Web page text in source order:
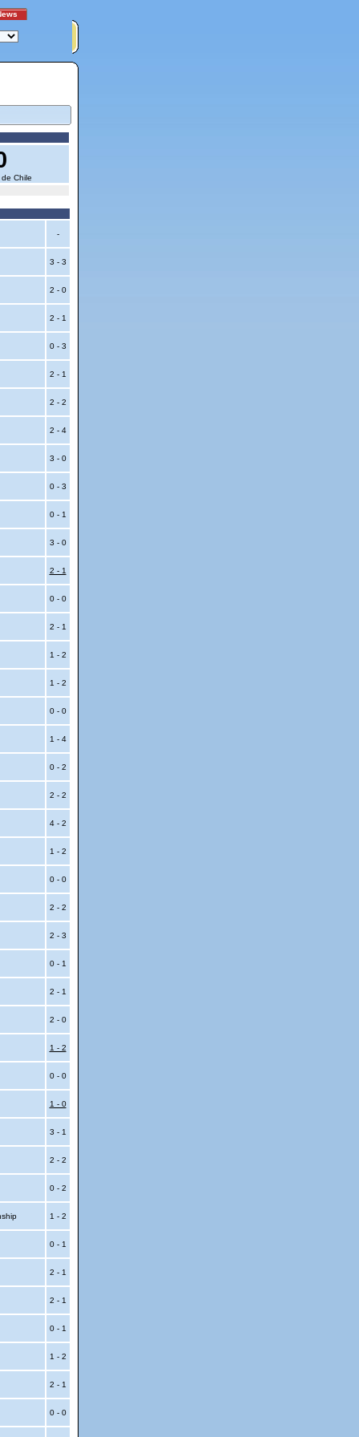
Chile
-
3 - 3
2 - 0
2 - 1
0 - 3
2 - 1
2 - 2
2 - 4
3 - 0
0 - 3
0 - 1
3 - 0
2 - 1
0 - 0
2 - 1
1 - 2
1 - 2
0 - 0
1 - 4
0 - 2
2 - 2
4 - 2
1 - 2
0 - 0
2 - 2
2 - 3
0 - 1
2 - 1
2 - 0
1 - 2
0 - 0
1 - 0
3 - 1
2 - 2
0 - 2
1 - 2
0 - 1
2 - 1
2 - 1
0 - 1
1 - 2
2 - 1
0 - 0